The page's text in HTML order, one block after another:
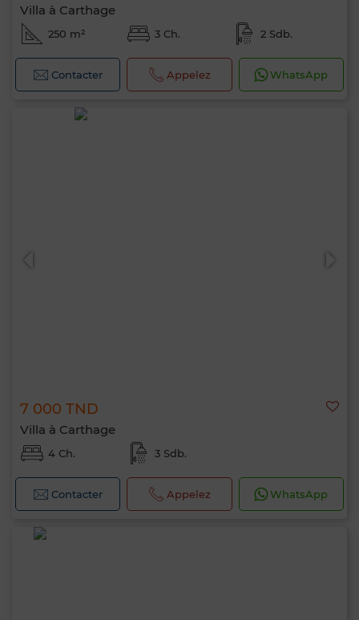
Villa à Carthage
250 m² 3 Ch. 2 Sdb.
Contacter Appelez WhatsApp
7 000 TND
Villa à Carthage
4 Ch. 3 Sdb.
Contacter Appelez WhatsApp